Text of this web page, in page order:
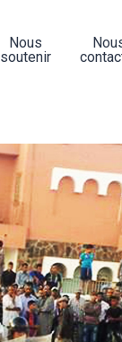
Nous
soutenir